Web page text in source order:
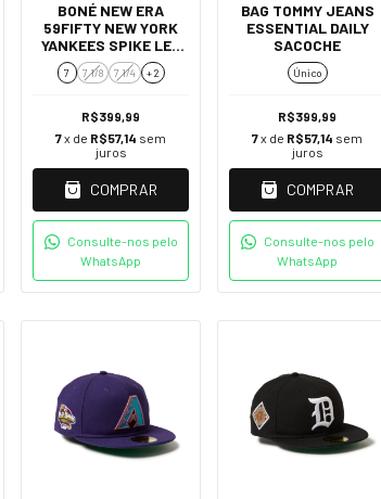
BONÉ NEW ERA
59FIFTY NEW YORK
YANKEES SPIKE LEE
BATS - AZUL
MARINHO
7 7 1/8 7 1/4 + 2
R$399,99
7x de R$57,14 sem
juros
COMPRAR
Consulte-nos pelo
WhatsApp
BAG TOMMY JEANS
ESSENTIAL DAILY
SACOCHE
Único
R$399,99
7x de R$57,14 sem
juros
COMPRAR
Consulte-nos pelo
WhatsApp